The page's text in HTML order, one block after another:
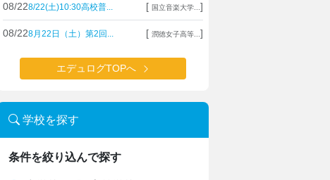
08/228/22(土)10:30高校普... [ 国立音楽大学... ]
08/228月22日（土）第2回... [ 潤徳女子高等... ]
エデュログTOPへ
学校を探す
条件を絞り込んで探す